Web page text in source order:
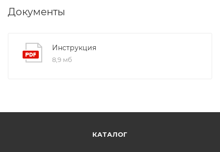
Документы
Инструкция
8,9 мб
КАТАЛОГ